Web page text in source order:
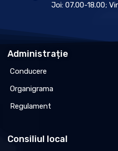
Joi: 07.00-18.00;
Administrație
Conducere
Organigrama
Regulament
Consiliul local